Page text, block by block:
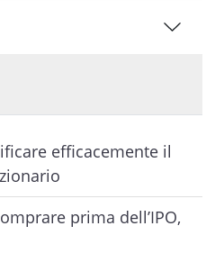
efficacemente il
prima dell’IPO,